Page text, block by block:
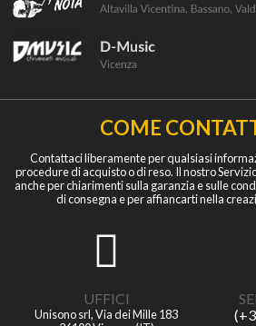
COME
Contattaci liberamente per qualsiasi
procedure di acquisto o di reso. Il nostro
anche per chiarimenti sulla garanzia e sulle
di consegna e per affiancarti nella
UFFICI
Unisono srl, Via dei Mille 183